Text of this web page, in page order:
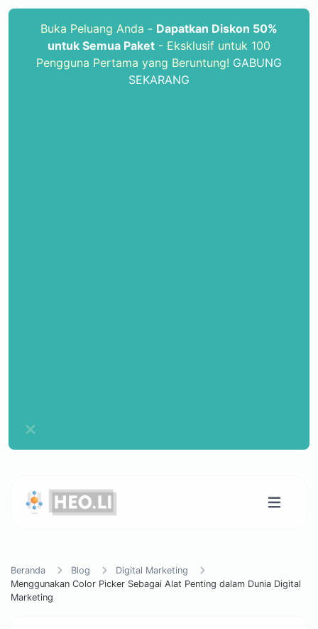
Buka Peluang Anda - Dapatkan Diskon 50%
untuk Semua Paket - Eksklusif untuk 100
Pengguna Pertama yang Beruntung! GABUNG
SEKARANG
Beranda Blog
Digital Marketing
Menggunakan Color Picker Sebagai Alat Penting dalam Dunia Digital
Marketing